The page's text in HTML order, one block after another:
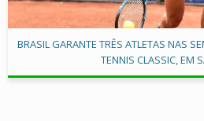
BRASIL GARANTE TRÊS ATLETAS NAS
TENNIS CLASSIC, EM